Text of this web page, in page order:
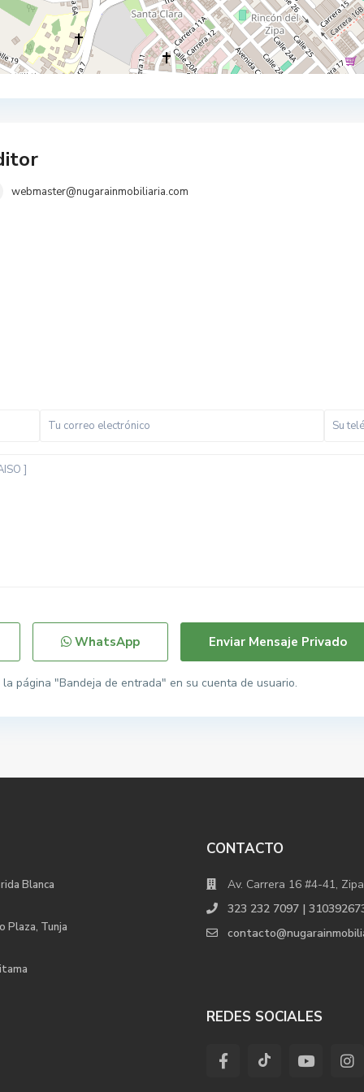
webmaster@nugarainmobiliaria.com
WhatsApp
página "Bandeja de entrada" en su cuenta de usuario.
Blanca
Plaza, Tunja
CONTACTO
Av. Carrera 16 #4-41,
323 232 7097 |
REDES SOCIALES